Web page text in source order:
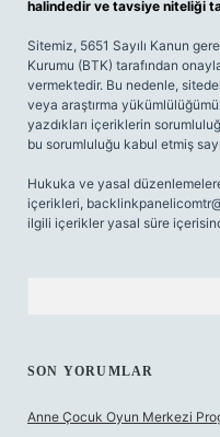
halindedir ve tavsiye niteliği
Sitemiz, 5651 Sayılı Kanun
Kurumu (BTK) tarafından
vermektedir. Bu nedenle,
veya araştırma
yazdıkları içeriklerin
bu sorumluluğu kabul etmiş
Hukuka ve yasal
içerikleri,
ilgili içerikler yasal süre
SON YORUMLAR
Anne Çocuk Oyun Merkezi